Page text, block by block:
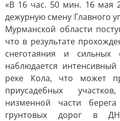
«В 16 час. 50 мин. 16 мая
дежурную смену Главного
Мурманской области
что в результате
снеготаяния и
наблюдается
реке Кола, что может
приусадебных
низменной части
грунтовых дорог в